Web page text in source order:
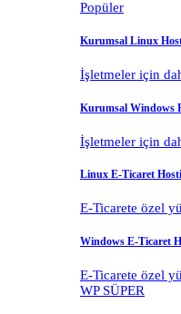
Popüler
Kurumsal Linux
İşletmeler için
Kurumsal Windows
İşletmeler için
Linux E-Ticaret
E-Ticarete özel
Windows E-Ticaret
E-Ticarete özel
WP SÜPER